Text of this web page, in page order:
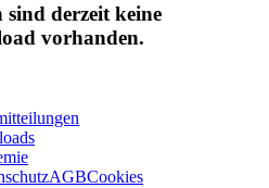
derzeit keine
vorhanden.
AGBCookies